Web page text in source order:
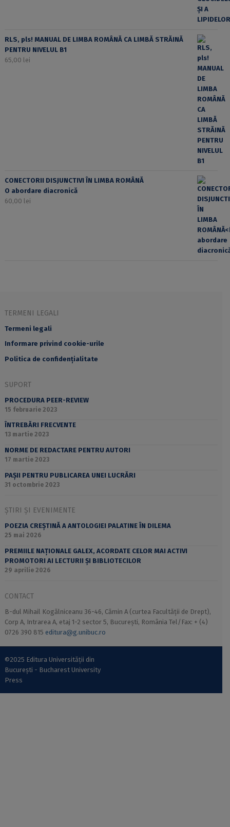
RLS, pls! MANUAL DE LIMBA ROMÂNĂ CA LIMBĂ STRĂINĂ
PENTRU NIVELUL B1
65,00 lei
CONECTORII DISJUNCTIVI ÎN LIMBA ROMÂNĂ
O abordare diacronică
60,00 lei
TERMENI LEGALI
Termeni legali
Informare privind cookie-urile
Politica de confidențialitate
SUPORT
PROCEDURA PEER-REVIEW
15 februarie 2023
ÎNTREBĂRI FRECVENTE
13 martie 2023
NORME DE REDACTARE PENTRU AUTORI
17 martie 2023
PAȘII PENTRU PUBLICAREA UNEI LUCRĂRI
31 octombrie 2023
ȘTIRI ȘI EVENIMENTE
POEZIA CREȘTINĂ A ANTOLOGIEI PALATINE ÎN DILEMA
25 mai 2026
PREMIILE NAȚIONALE GALEX, ACORDATE CELOR MAI ACTIVI
PROMOTORI AI LECTURII ȘI BIBLIOTECILOR
29 aprilie 2026
CONTACT
B-dul Mihail Kogălniceanu 36-46, Cămin A (curtea Facultății de Drept),
Corp A, Intrarea A, etaj 1-2 sector 5, București, România Tel/Fax: + (4)
0726 390 815 editura@g.unibuc.ro
©2025 Editura Universității din
București - Bucharest University
Press